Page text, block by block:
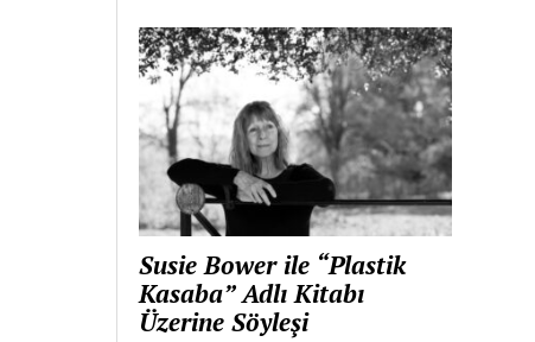
Susie Bower ile “Plastik
Kasaba” Adlı Kitabı
Üzerine Söyleşi